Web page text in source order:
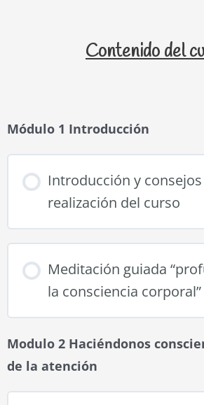
Contenido del
Módulo 1 Introducción
Introducción y
realización del curso
Meditación guiada
la consciencia corporal”
Modulo 2 Haciéndonos
de la atención